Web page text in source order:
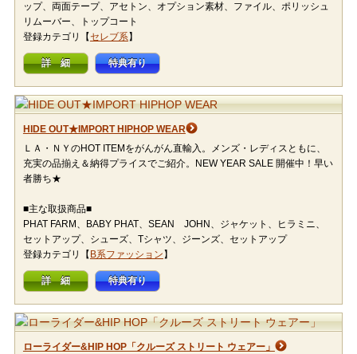
ップ、両面テープ、アセトン、オプション素材、ファイル、ポリッシュ
リムーバー、トップコート
登録カテゴリ【セレブ系】
詳 細 特典有り
HIDE OUT★IMPORT HIPHOP WEAR
ＬＡ・ＮＹのHOT ITEMをがんがん直輸入。メンズ・レディスともに、
充実の品揃え＆納得プライスでご紹介。NEW YEAR SALE 開催中！早い
者勝ち★
■主な取扱商品■
PHAT FARM、BABY PHAT、SEAN JOHN、ジャケット、ヒラミニ、
セットアップ、シューズ、Tシャツ、ジーンズ、セットアップ
登録カテゴリ【 B系ファッション 】
詳 細 特典有り
ローライダー&HIP HOP「クルーズ ストリート ウェアー」